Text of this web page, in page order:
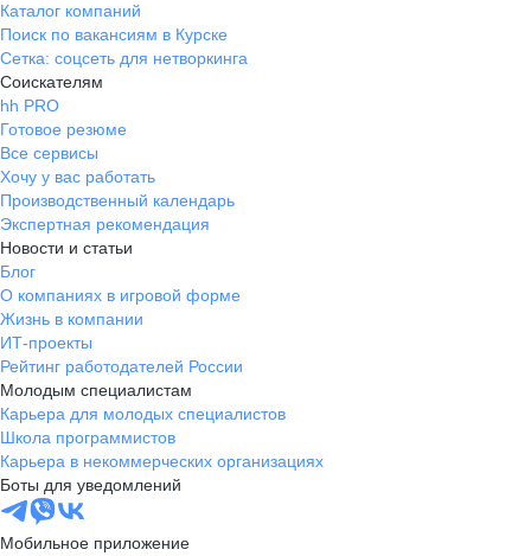
Каталог компаний
Поиск по вакансиям в Курске
Сетка: соцсеть для нетворкинга
Соискателям
hh PRO
Готовое резюме
Все сервисы
Хочу у вас работать
Производственный календарь
Экспертная рекомендация
Новости и статьи
Блог
О компаниях в игровой форме
Жизнь в компании
ИТ-проекты
Рейтинг работодателей России
Молодым специалистам
Карьера для молодых специалистов
Школа программистов
Карьера в некоммерческих организациях
Боты для уведомлений
Мобильное приложение